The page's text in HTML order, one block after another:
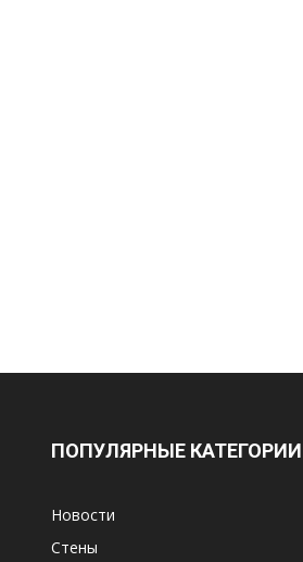
ПОПУЛЯРНЫЕ КАТЕГОРИИ
Новости
Стены